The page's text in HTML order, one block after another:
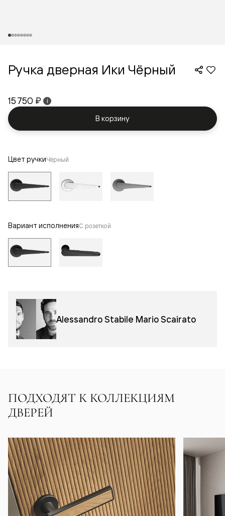
Ручка дверная Ики Чёрный
15 750 ₽ i
В корзину
Цвет ручкиЧёрный
Вариант исполненияС розеткой
Alessandro Stabile Mario Scairato
ПОДХОДЯТ К КОЛЛЕКЦИЯМ
ДВЕРЕЙ